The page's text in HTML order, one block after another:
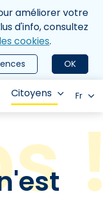
améliorer votre
d'info, consultez
cookies.
OK
Citoyens Fr